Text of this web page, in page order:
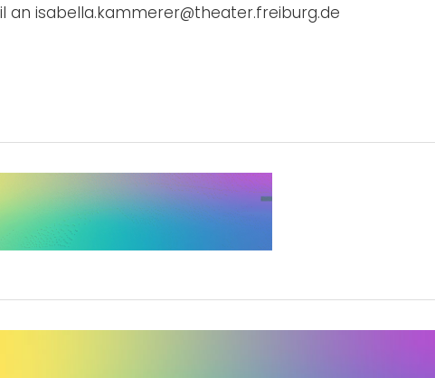
an isabella.kammerer@theater.freiburg.de